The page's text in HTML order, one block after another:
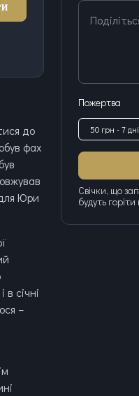
до
фах
Юри
січні
–
Пожертва
50 грн - 7
Свічки, що
будуть